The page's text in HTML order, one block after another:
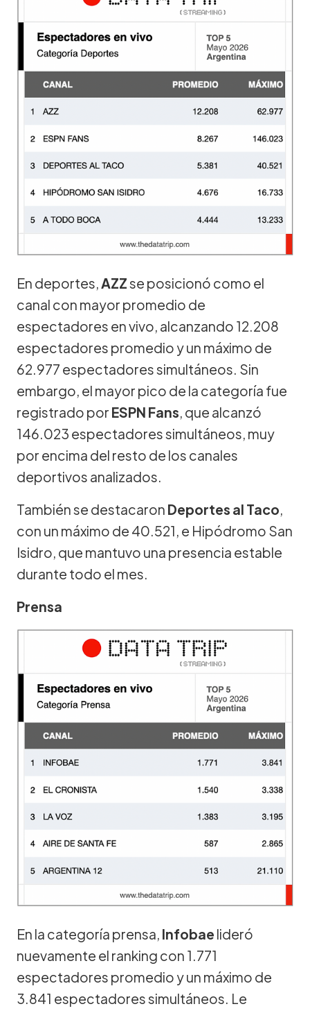
En deportes, AZZse posicionó como el
canal con mayor promedio de
espectadores en vivo, alcanzando 12.208
espectadores promedio y un máximo de
62.977 espectadores simultáneos. Sin
embargo, el mayor pico de la categoría fue
registrado por ESPN Fans, que alcanzó
146.023 espectadores simultáneos, muy
por encima del resto de los canales
deportivos analizados.
También se destacaron Deportes al Taco,
con un máximo de 40.521, e Hipódromo San
Isidro, que mantuvo una presencia estable
durante todo el mes.
Prensa
En la categoría prensa, Infobae lideró
nuevamente el ranking con 1.771
espectadores promedio y un máximo de
3.841 espectadores simultáneos. Le